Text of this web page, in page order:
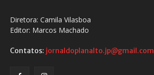
Diretora: Camila Vilasboa
Editor: Marcos Machado
Contatos: jornaldoplanalto.jp@gmail.com